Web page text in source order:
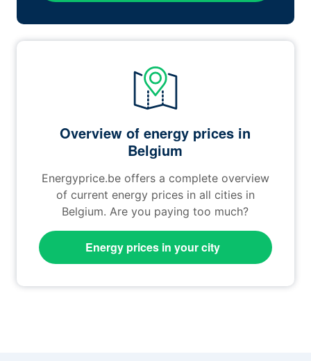
Overview of energy prices in
Belgium
Energyprice.be offers a complete overview
of current energy prices in all cities in
Belgium. Are you paying too much?
Energy prices in your city